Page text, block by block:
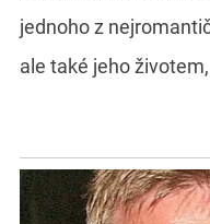
jednoho z
ale také jeho